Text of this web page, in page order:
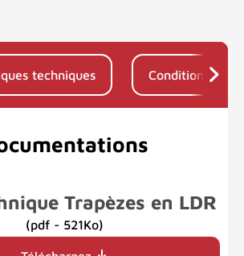
techniques
Trapèzes en LDR
(pdf - 521Ko)